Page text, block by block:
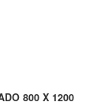
800 X 1200